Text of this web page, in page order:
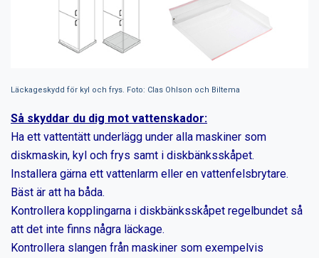
Läckageskydd för kyl och frys. Foto: Clas Ohlson och Biltema
Så skyddar du dig mot vattenskador:
Ha ett vattentätt underlägg under alla maskiner som
diskmaskin, kyl och frys samt i diskbänksskåpet.
Installera gärna ett vattenlarm eller en vattenfelsbrytare.
Bäst är att ha båda.
Kontrollera kopplingarna i diskbänksskåpet regelbundet så
att det inte finns några läckage.
Kontrollera slangen från maskiner som exempelvis